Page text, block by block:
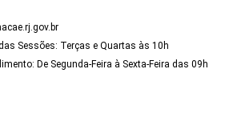
Sessões: Terças e Quartas às 10h
De Segunda-Feira à Sexta-Feira das 09h